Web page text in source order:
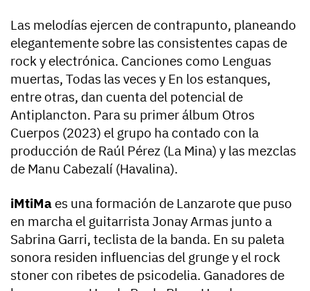
Las melodías ejercen de contrapunto, planeando
elegantemente sobre las consistentes capas de
rock y electrónica. Canciones como Lenguas
muertas, Todas las veces y En los estanques,
entre otras, dan cuenta del potencial de
Antiplancton. Para su primer álbum Otros
Cuerpos (2023) el grupo ha contado con la
producción de Raúl Pérez (La Mina) y las mezclas
de Manu Cabezalí (Havalina).
iMtiMa es una formación de Lanzarote que puso
en marcha el guitarrista Jonay Armas junto a
Sabrina Garri, teclista de la banda. En su paleta
sonora residen influencias del grunge y el rock
stoner con ribetes de psicodelia. Ganadores de